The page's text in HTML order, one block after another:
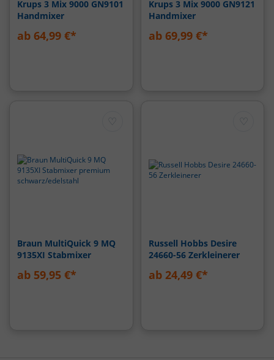
Krups 3 Mix 9000 GN9101
Handmixer
ab 64,99 €*
Krups 3 Mix 9000 GN9121
Handmixer
ab 69,99 €*
♡
Braun MultiQuick 9 MQ
9135XI Stabmixer
schwarz/edelstahl
ab 59,95 €*
♡
Russell Hobbs Desire
24660-56 Zerkleinerer
ab 24,49 €*